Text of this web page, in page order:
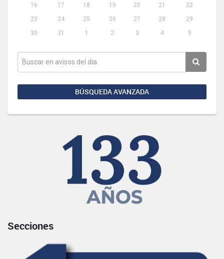
16
17 18 19 20 21
22
23
24 25 26 27 28
29
30
31 1 2 3 4 5
BÚSQUEDA AVANZADA
Secciones